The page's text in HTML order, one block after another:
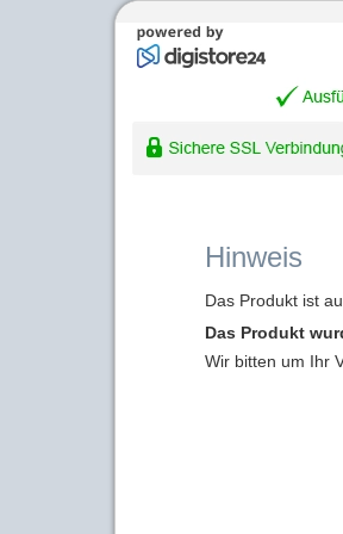
Hinweis
Das Produkt ist
Das Produkt
Wir bitten um Ihr